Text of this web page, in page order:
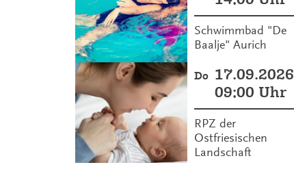
Schwimmbad "De
Baalje" Aurich
Do 17.09.2026
09:00 Uhr
RPZ der
Ostfriesischen
Landschaft